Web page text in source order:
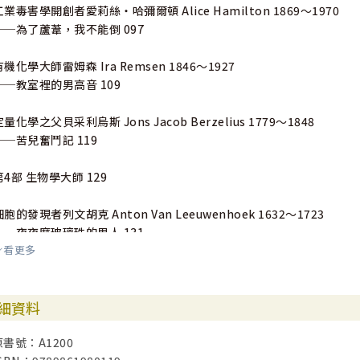
業毒害學開創者愛莉絲‧哈彌爾頓 Alice Hamilton 1869～1970
為了蘆葦，我不能倒 097
機化學大師雷姆森 Ira Remsen 1846～1927
教室裡的男高音 109
量化學之父貝采利烏斯 Jons Jacob Berzelius 1779～1848
苦兒奮鬥記 119
4部 生物學大師 129
胞的發現者列文胡克 Anton Van Leeuwenhoek 1632～1723
夜夜磨玻璃珠的男人 131
藝專家伯本克 Luther Burbank 1849～1926
馬鈴薯勇士 149
看更多
資料
書號：A1200